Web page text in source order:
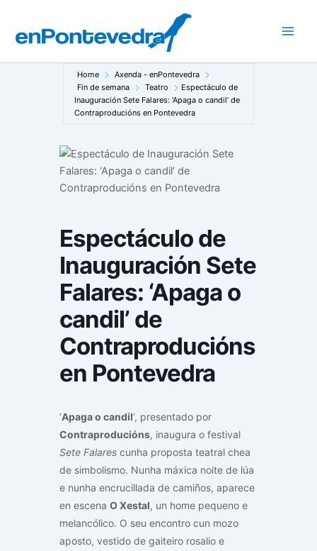
contido
Home
Axenda - enPontevedra
Fin de semana
Teatro
Espectáculo de
Inauguración Sete Falares: ‘Apaga o candil’ de
Contraproducións en Pontevedra
Espectáculo de
Inauguración Sete
Falares: ‘Apaga o
candil’ de
Contraproducións
en Pontevedra
‘Apaga o candil’, presentado por
Contraproducións, inaugura o festival
Sete Falares cunha proposta teatral chea
de simbolismo. Nunha máxica noite de lúa
e nunha encrucillada de camiños, aparece
en escena O Xestal, un home pequeno e
melancólico. O seu encontro cun mozo
aposto, vestido de gaiteiro rosalio e